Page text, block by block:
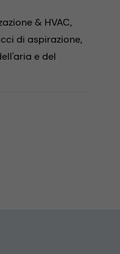
& HVAC,
di aspirazione,
e del